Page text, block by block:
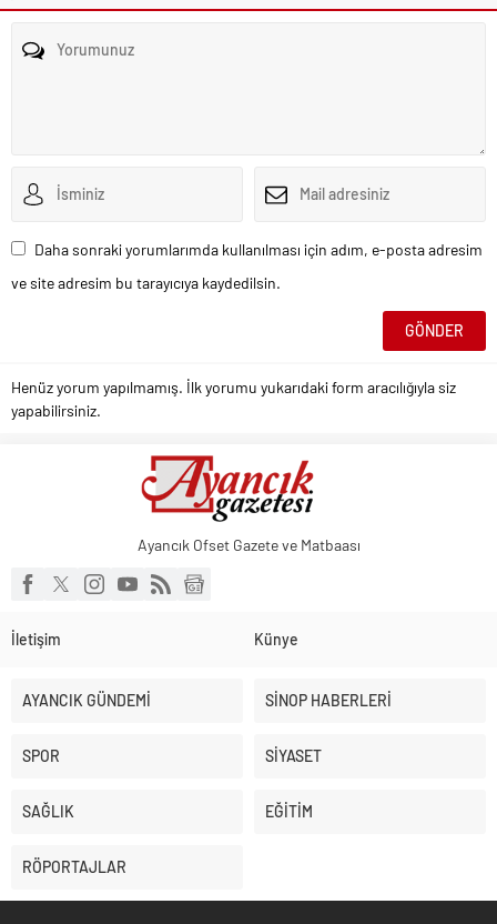
Daha sonraki yorumlarımda kullanılması için adım, e-posta adresim
ve site adresim bu tarayıcıya kaydedilsin.
Henüz yorum yapılmamış. İlk yorumu yukarıdaki form aracılığıyla siz
yapabilirsiniz.
Ayancık Ofset Gazete ve Matbaası
İletişim Künye
AYANCIK GÜNDEMİ SİNOP HABERLERİ
SPOR SİYASET
SAĞLIK EĞİTİM
RÖPORTAJLAR